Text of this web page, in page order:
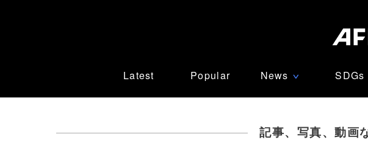
Latest Popular News ∨ SDGs
記事、写真、動画